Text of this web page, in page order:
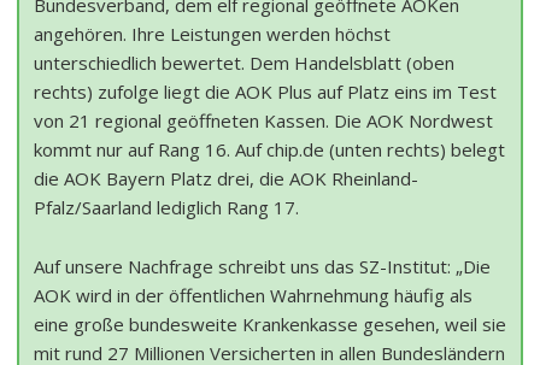
Bundesverband, dem elf regional geöffnete AOKen
angehören. Ihre Leistungen werden höchst
unterschiedlich bewertet. Dem Handelsblatt (oben
rechts) zufolge liegt die AOK Plus auf Platz eins im Test
von 21 regional geöffneten Kassen. Die AOK Nordwest
kommt nur auf Rang 16. Auf chip.de (unten rechts) belegt
die AOK Bayern Platz drei, die AOK Rheinland-
Pfalz/Saarland lediglich Rang 17.
Auf unsere Nachfrage schreibt uns das SZ-Institut: „Die
AOK wird in der öffentlichen Wahrnehmung häufig als
eine große bundesweite Krankenkasse gesehen, weil sie
mit rund 27 Millionen Versicherten in allen Bundesländern